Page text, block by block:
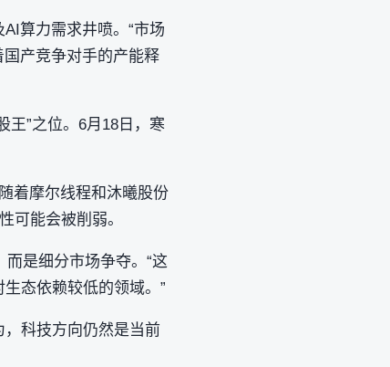
算力需求井喷。“市场
国产竞争对手的产能释
王”之位。6月18日，寒
着摩尔线程和沐曦股份
可能会被削弱。
是细分市场争夺。“这
态依赖较低的领域。”
科技方向仍然是当前